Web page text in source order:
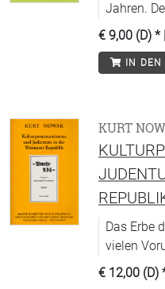
Jahren.
Texte
Beiträge
haben.
€ 9,00 (D) * |
IN DEN
KURT
Das Erbe
vielen
€ 12,00 (D)